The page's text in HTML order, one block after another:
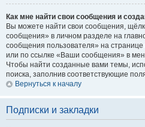
Как мне найти свои сообщения и
Вы можете найти свои сообщения,
сообщения» в личном разделе на
сообщения пользователя» на
или по ссылке «Ваши сообщения» в
Чтобы найти созданные вами темы,
поиска, заполнив соответствующие
Вернуться к началу
Подписки и закладки